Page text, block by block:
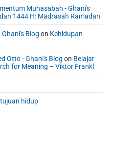
Muhasabah - Ghani's
1444 H: Madrasah Ramadan
Blog on Kehidupan
Otto - Ghani's Blog on Belajar
for Meaning – Viktor Frankl
hidup